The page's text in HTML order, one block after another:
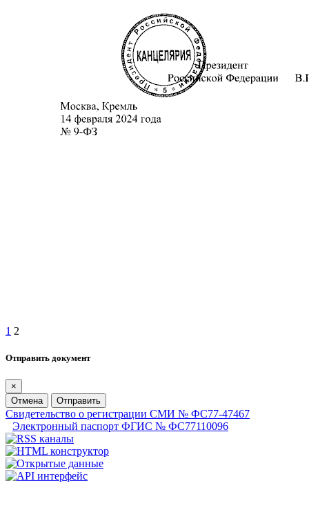
1 2
Отправить документ
×
Отмена
Отправить
Свидетельство о регистрации СМИ № ФС77-47467
Электронный паспорт ФГИС № ФС77110096